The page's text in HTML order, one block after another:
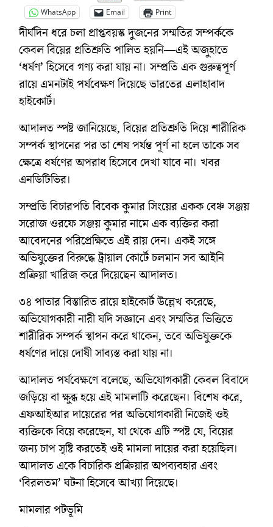
WhatsApp
Email Print
দীর্ঘদিন ধরে চলা প্রাপ্তবয়স্ক দুজনের সম্মতির সম্পর্ককে
কেবল বিয়ের প্রতিশ্রুতি পালিত হয়নি—এই অজুহাতে
‘ধর্ষণ’ হিসেবে গণ্য করা যায় না। সম্প্রতি এক গুরুত্বপূর্ণ
রায়ে এমনটাই পর্যবেক্ষণ দিয়েছে ভারতের এলাহাবাদ
হাইকোর্ট।
আদালত স্পষ্ট জানিয়েছে, বিয়ের প্রতিশ্রুতি দিয়ে শারীরিক
সম্পর্ক স্থাপনের পর তা শেষ পর্যন্ত পূর্ণ না হলে তাকে সব
ক্ষেত্রে ধর্ষণের অপরাধ হিসেবে দেখা যাবে না। খবর
এনডিটিভির।
সম্প্রতি বিচারপতি বিবেক কুমার সিংয়ের একক বেঞ্চ সঞ্জয়
সরোজ ওরফে সঞ্জয় কুমার নামে এক ব্যক্তির করা
আবেদনের পরিপ্রেক্ষিতে এই রায় দেন। একই সঙ্গে
অভিযুক্তের বিরুদ্ধে ট্রায়াল কোর্টে চলমান সব আইনি
প্রক্রিয়া খারিজ করে দিয়েছেন আদালত।
৩৪ পাতার বিস্তারিত রায়ে হাইকোর্ট উল্লেখ করেছে,
অভিযোগকারী নারী যদি সজ্ঞানে এবং সম্মতির ভিত্তিতে
শারীরিক সম্পর্ক স্থাপন করে থাকেন, তবে অভিযুক্তকে
ধর্ষণের দায়ে দোষী সাব্যস্ত করা যায় না।
আদালত পর্যবেক্ষণে বলেছে, অভিযোগকারী কেবল বিবাদে
জড়িয়ে বা ক্ষুব্ধ হয়ে এই মামলাটি করেছেন। বিশেষ করে,
এফআইআর দায়েরের পর অভিযোগকারী নিজেই ওই
ব্যক্তিকে বিয়ে করেছেন, যা থেকে এটি স্পষ্ট যে, বিয়ের
জন্য চাপ সৃষ্টি করতেই ওই মামলা দায়ের করা হয়েছিল।
আদালত একে বিচারিক প্রক্রিয়ার অপব্যবহার এবং
‘বিরলতম’ ঘটনা হিসেবে আখ্যা দিয়েছে।
মামলার পটভূমি